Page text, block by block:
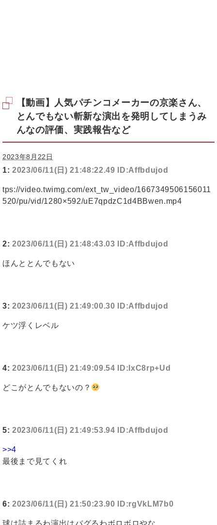
【動画】人気パチンコメーカーの京楽さん、
とんでもない斬新な演出を発明してしまうみ
んなの評価、実践報告など
2023年8月22日
1: 2023/06/11(日) 21:48:22.49 ID:Affbdujod
tps://video.twimg.com/ext_tw_video/1667349506156011
520/pu/vid/1280×592/uE7qpdzC1d4BBwen.mp4
2: 2023/06/11(日) 21:48:43.03 ID:Affbdujod
ほんととんでもない
3: 2023/06/11(日) 21:49:00.30 ID:Affbdujod
ケツ浮くレベル
4: 2023/06/11(日) 21:49:09.54 ID:IxC8rp+Ud
どこがとんでもないの？
5: 2023/06/11(日) 21:49:53.94 ID:Affbdujod
>>4
最後まで見てくれ
6: 2023/06/11(日) 21:50:23.90 ID:rgVkLM7b0